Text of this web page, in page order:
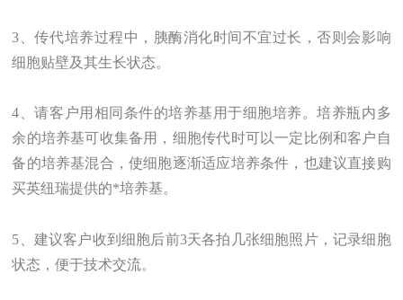
3、传代培养过程中，胰酶消化时间不宜过长，否则会影响
细胞贴壁及其生长状态。
4、请客户用相同条件的培养基用于细胞培养。培养瓶内多
余的培养基可收集备用，细胞传代时可以一定比例和客户自
备的培养基混合，使细胞逐渐适应培养条件，也建议直接购
买英纽瑞提供的*培养基。
5、建议客户收到细胞后前3天各拍几张细胞照片，记录细胞
状态，便于技术交流。